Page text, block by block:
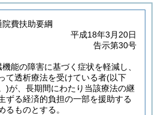
費扶助要綱
平成18年3月20日
告示第30号
能の障害に基づく症状を軽減し、
て透析療法を受けている者(以下
)が、長期間にわたり当該療法の継
ずる経済的負担の一部を援助する
るものとする。